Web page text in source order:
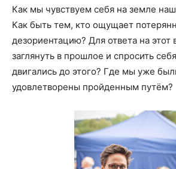
Как мы чувствуем себя на земле
Как быть тем, кто ощущает
дезориентацию? Для ответа на этот
заглянуть в прошлое и спросить
двигались до этого? Где мы уже
удовлетворены пройденным путём?